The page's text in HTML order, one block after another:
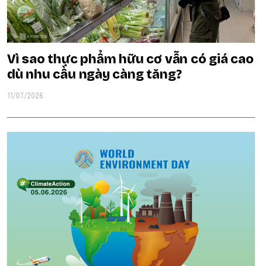
Vì sao thực phẩm hữu cơ vẫn có giá cao
dù nhu cầu ngày càng tăng?
11/07/2026